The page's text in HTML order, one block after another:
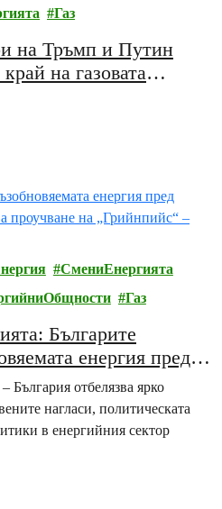
Газ
на Тръмп и Путин
на газовата
СмениЕнергията
Газ
Българите
енергия пред
България отбелязва ярко
нагласи, политическата
в енергийния сектор